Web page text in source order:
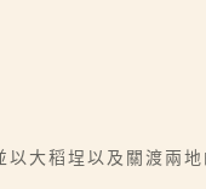
大稻埕以及關渡兩地